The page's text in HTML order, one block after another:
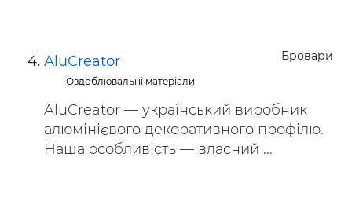
Бровари
AluCreator
Оздоблювальні матеріали
AluCreator — український виробник
алюмінієвого декоративного профілю.
Наша особливість — власний ...